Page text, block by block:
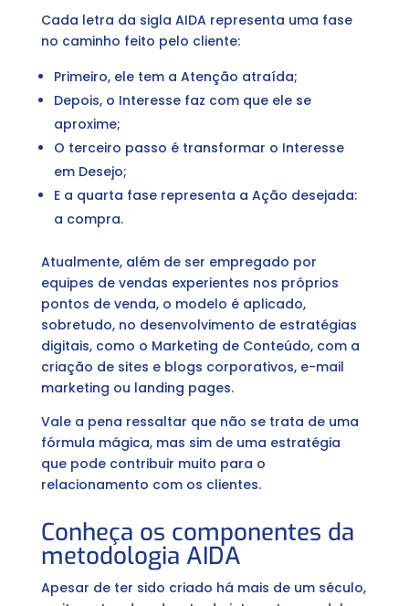
Cada letra da sigla AIDA representa uma fase
no caminho feito pelo cliente:
Primeiro, ele tem a Atenção atraída;
Depois, o Interesse faz com que ele se
aproxime;
O terceiro passo é transformar o Interesse
em Desejo;
E a quarta fase representa a Ação desejada:
a compra.
Atualmente, além de ser empregado por
equipes de vendas experientes nos próprios
pontos de venda, o modelo é aplicado,
sobretudo, no desenvolvimento de estratégias
digitais, como o Marketing de Conteúdo, com a
criação de sites e blogs corporativos, e-mail
marketing ou landing pages.
Vale a pena ressaltar que não se trata de uma
fórmula mágica, mas sim de uma estratégia
que pode contribuir muito para o
relacionamento com os clientes.
Conheça os componentes da
metodologia AIDA
Apesar de ter sido criado há mais de um século,